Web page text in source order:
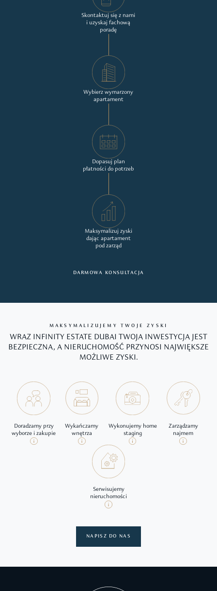
Skontaktuj się z nami
i uzyskaj fachową
poradę
Wybierz wymarzony
apartament
Dopasuj plan
płatności do potrzeb
Maksymalizuj zyski
dając apartament
pod zarząd
DARMOWA KONSULTACJA
MAKSYMALIZUJEMY TWOJE ZYSKI
WRAZ INFINITY ESTATE DUBAI TWOJA INWESTYCJA JEST
BEZPIECZNA, A NIERUCHOMOŚĆ PRZYNOSI NAJWIĘKSZE
MOŻLIWE ZYSKI.
Doradzamy przy
wyborze i zakupie
Wykańczamy
wnętrza
Wykonujemy home
staging
Zarządzamy
najmem
Serwisujemy
nieruchomości
NAPISZ DO NAS